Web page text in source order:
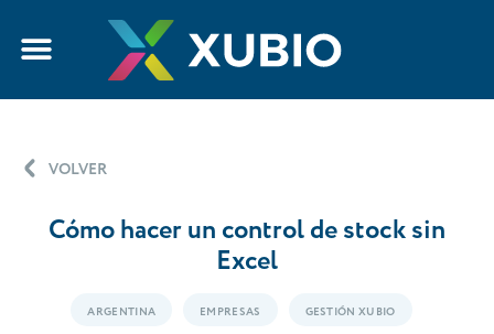
VOLVER
Cómo hacer un control de stock sin
Excel
ARGENTINA EMPRESAS GESTIÓN XUBIO